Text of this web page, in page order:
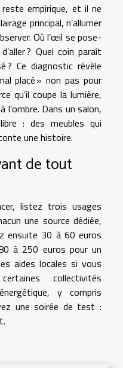
empirique, et il ne
principal, n’allumer
Où l’œil se pose-
? Quel coin paraît
? Ce diagnostic révèle
placé » non pas pour
qu’il coupe la lumière,
l’ombre. Dans un salon,
: des meubles qui
une histoire.
de tout
listez trois usages
une source dédiée,
ensuite 30 à 60 euros
à 250 euros pour un
aides locales si vous
collectivités
y compris
une soirée de test :